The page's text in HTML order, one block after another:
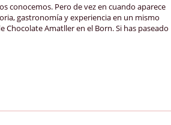
conocemos. Pero de vez en cuando aparece
gastronomía y experiencia en un mismo
Chocolate Amatller en el Born. Si has paseado